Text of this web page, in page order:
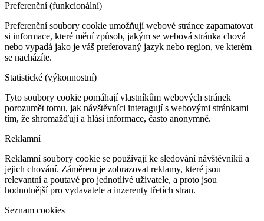
Preferenční (funkcionální)
Preferenční soubory cookie umožňují webové stránce zapamatovat
si informace, které mění způsob, jakým se webová stránka chová
nebo vypadá jako je váš preferovaný jazyk nebo region, ve kterém
se nacházíte.
Statistické (výkonnostní)
Tyto soubory cookie pomáhají vlastníkům webových stránek
porozumět tomu, jak návštěvníci interagují s webovými stránkami
tím, že shromažďují a hlásí informace, často anonymně.
Reklamní
Reklamní soubory cookie se používají ke sledování návštěvníků a
jejich chování. Záměrem je zobrazovat reklamy, které jsou
relevantní a poutavé pro jednotlivé uživatele, a proto jsou
hodnotnější pro vydavatele a inzerenty třetích stran.
Seznam cookies